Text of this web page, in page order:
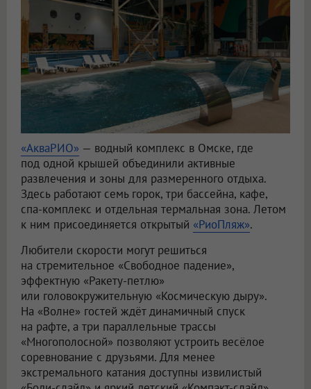
«АкваРИО» — водный комплекс в Омске, где
под одной крышей объединили активные
развлечения и зоны для размеренного отдыха.
Здесь работают семь горок, три бассейна, кафе,
спа-комплекс и отдельная термальная зона. Летом
к ним присоединяется открытый «РиоПляж».
Любители скорости могут решиться
на стремительное «Свободное падение»,
эффектную «Ракету-петлю»
или головокружительную «Космическую дыру».
На «Волне» гостей ждёт динамичный спуск
на рафте, а три параллельные трассы
«Многополосной» позволяют устроить весёлое
соревнование с друзьями. Для менее
экстремального катания доступны извилистый